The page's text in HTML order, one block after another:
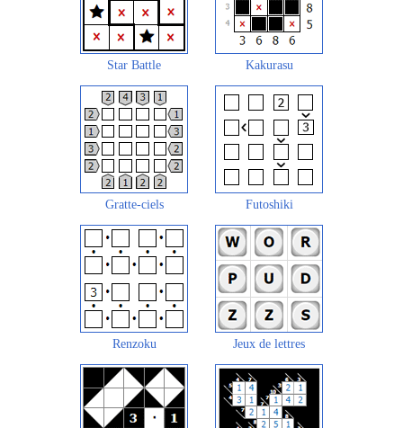
Star Battle Kakurasu
Gratte-ciels Futoshiki
Renzoku Jeux de lettres